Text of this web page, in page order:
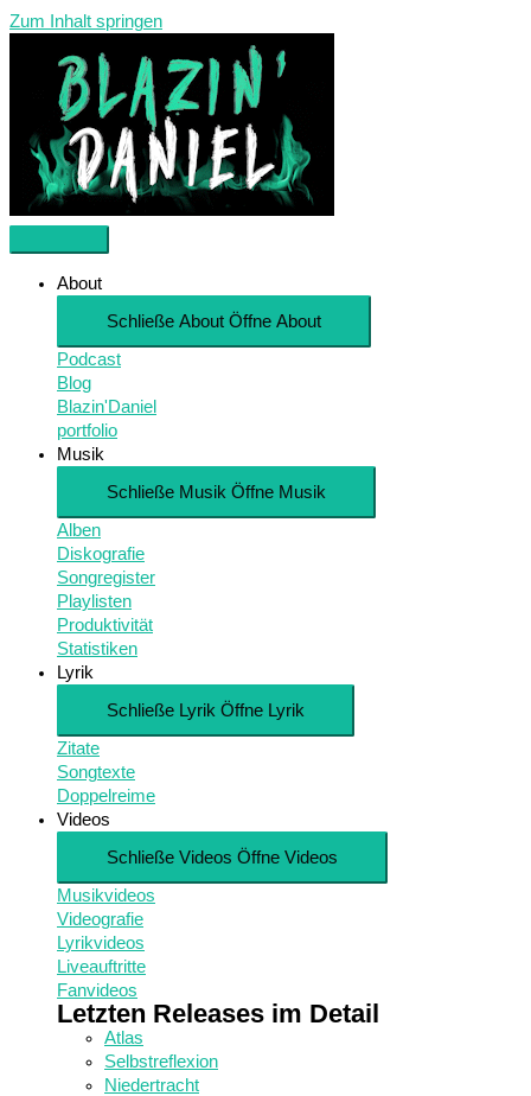
Zum Inhalt springen
About
Schließe About Öffne About
Podcast
Blog
Blazin'Daniel
portfolio
Musik
Schließe Musik Öffne Musik
Alben
Diskografie
Songregister
Playlisten
Produktivität
Statistiken
Lyrik
Schließe Lyrik Öffne Lyrik
Zitate
Songtexte
Doppelreime
Videos
Schließe Videos Öffne Videos
Musikvideos
Videografie
Lyrikvideos
Liveauftritte
Fanvideos
Letzten Releases im Detail
Atlas
Selbstreflexion
Niedertracht